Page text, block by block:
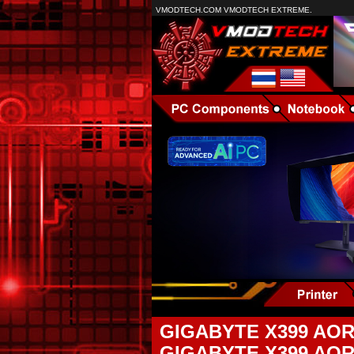
VMODTECH.COM VMODTECH EXTREME.
GIGABYTE X399